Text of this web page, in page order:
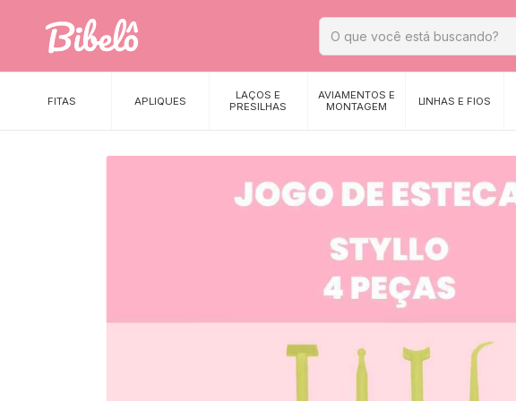
FITAS APLIQUES
LAÇOS E
PRESILHAS
AVIAMENTOS E
MONTAGEM
LINHAS E FIOS